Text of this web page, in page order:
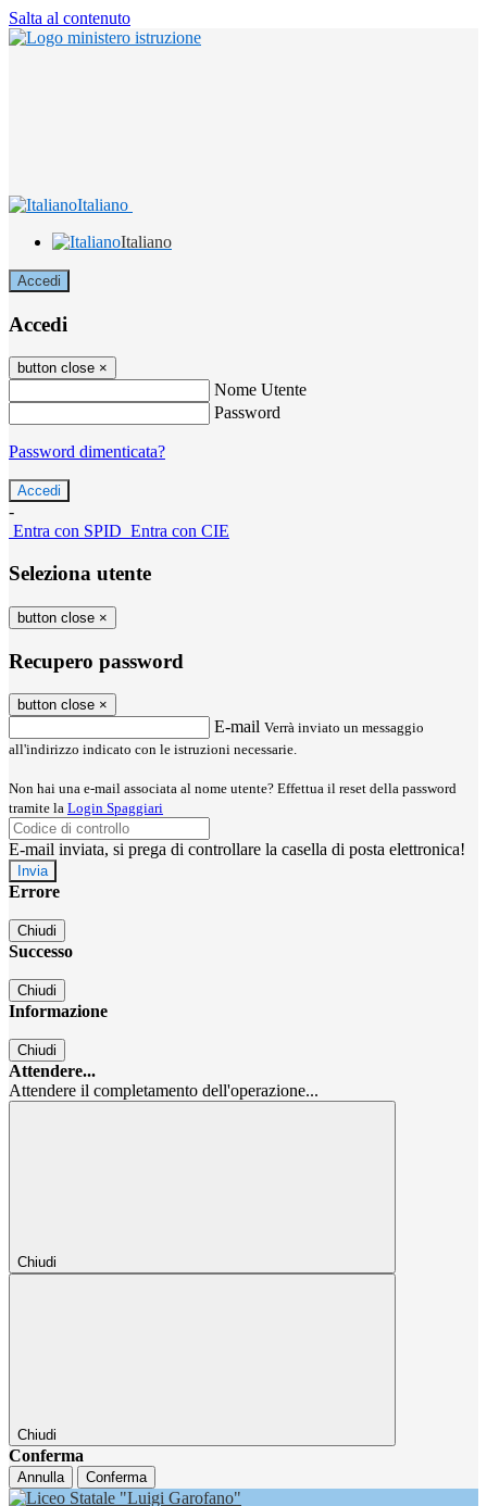
Salta al contenuto
Italiano
Italiano
Accedi
Accedi
button close ×
Nome Utente
Password
Password dimenticata?
-
Entra con SPID Entra con CIE
Seleziona utente
button close ×
Recupero password
button close ×
E-mail Verrà inviato un messaggio
all'indirizzo indicato con le istruzioni necessarie.
Non hai una e-mail associata al nome utente? Effettua il reset della password
tramite la Login Spaggiari
E-mail inviata, si prega di controllare la casella di posta elettronica!
Errore
Chiudi
Successo
Chiudi
Informazione
Chiudi
Attendere...
Attendere il completamento dell'operazione...
Chiudi
Chiudi
Conferma
Annulla Conferma